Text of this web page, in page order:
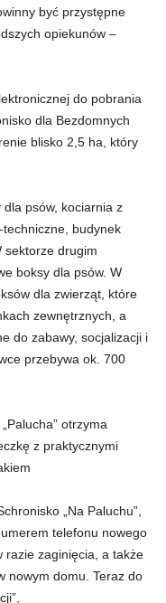
być przystępne
opiekunów –
do pobrania
dla Bezdomnych
blisko 2,5 ha, który
psów, kociarnia z
budynek
sektorze drugim
boksy dla psów. W
dla zwierząt, które
zewnętrznych, a
do zabawy, socjalizacji i
przebywa ok. 700
otrzyma
z praktycznymi
„Na Paluchu”,
telefonu nowego
razie zaginięcia, a także
nowym domu. Teraz do